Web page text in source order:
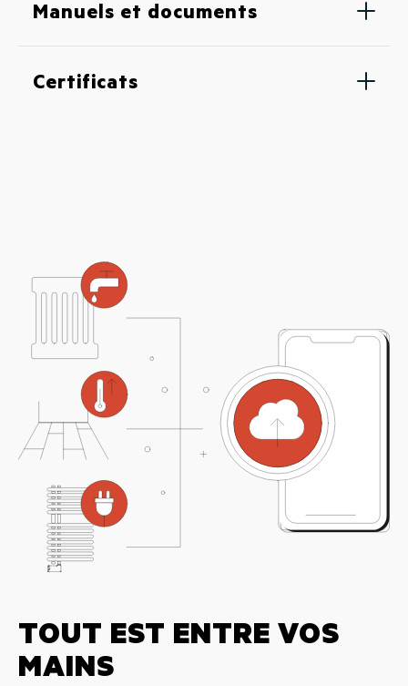
Manuels et documents
Certificats
TOUT EST ENTRE VOS
MAINS